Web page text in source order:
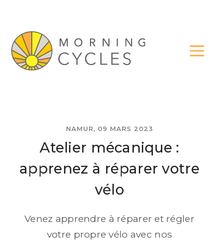
NAMUR, 09 MARS 2023
Atelier mécanique :
apprenez à réparer votre
vélo
Venez apprendre à réparer et régler
votre propre vélo avec nos